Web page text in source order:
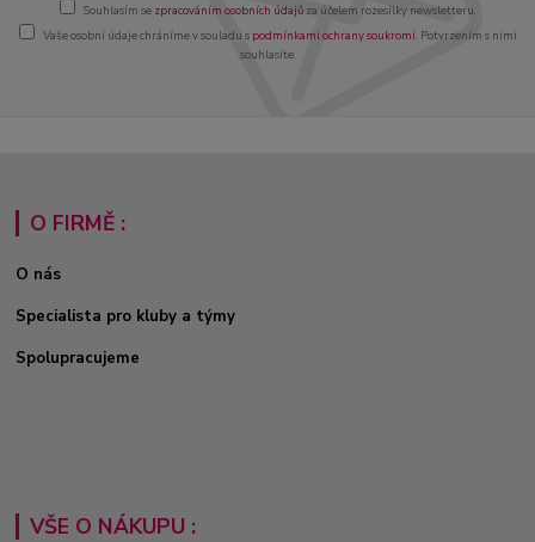
Souhlasím se zpracováním osobních údajůza účelem rozesílky newsletteru.
Vaše osobní údaje chráníme v souladu s podmínkami ochrany soukromí. Potvrzením s nimi
souhlasíte.
O FIRMĚ :
O nás
Specialista pro kluby a týmy
Spolupracujeme
VŠE O NÁKUPU :